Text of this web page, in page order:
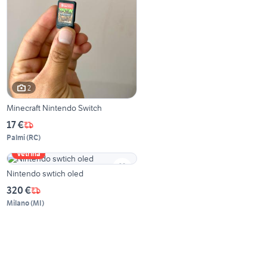
2
Minecraft Nintendo Switch
17 €
Palmi(RC)
Vetrina
Nintendo swtich oled
320 €
Milano(MI)